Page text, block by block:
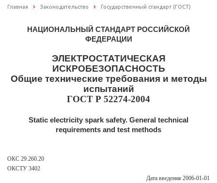
Главная Законодательство Государственный стандарт (ГОСТ)
НАЦИОНАЛЬНЫЙ СТАНДАРТ РОССИЙСКОЙ
ФЕДЕРАЦИИ
ЭЛЕКТРОСТАТИЧЕСКАЯ
ИСКРОБЕЗОПАСНОСТЬ
Общие технические требования и методы
испытаний
ГОСТ Р 52274-2004
Static electricity spark safety. General technical
requirements and test methods
ОКС 29.260.20
ОКСТУ 3402
Дата введения 2006-01-01